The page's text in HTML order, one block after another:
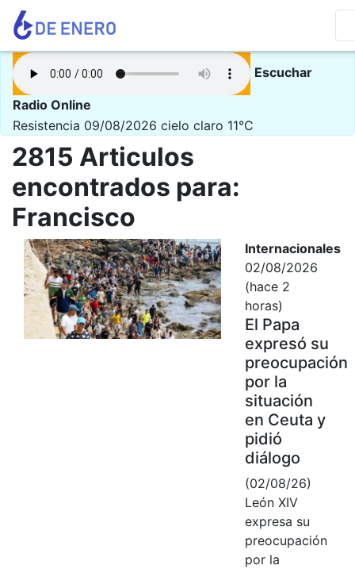
Escuchar
Radio Online
Resistencia 09/08/2026 cielo claro 11°C
2815 Articulos
encontrados para:
Francisco
Internacionales
02/08/2026
(hace 2
horas)
El Papa
expresó su
preocupación
por la
situación
en Ceuta y
pidió
diálogo
(02/08/26)
León XIV
expresa su
preocupación
por la